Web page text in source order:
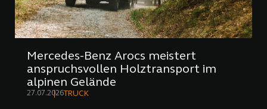
Mercedes-Benz Arocs meistert
anspruchsvollen Holztransport im
alpinen Gelände
27.07.2026 TRUCK